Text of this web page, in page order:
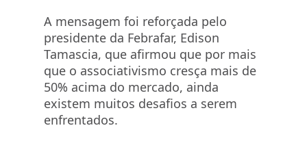
A mensagem foi reforçada pelo
presidente da Febrafar, Edison
Tamascia, que afirmou que por mais
que o associativismo cresça mais de
50% acima do mercado, ainda
existem muitos desafios a serem
enfrentados.